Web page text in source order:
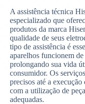
A assistência técnica
especializado que
produtos da marca
qualidade de seus
tipo de assistência é
aparelhos funcionem
prolongando sua vida
consumidor. Os
precisos até a
com a utilização de
adequadas.